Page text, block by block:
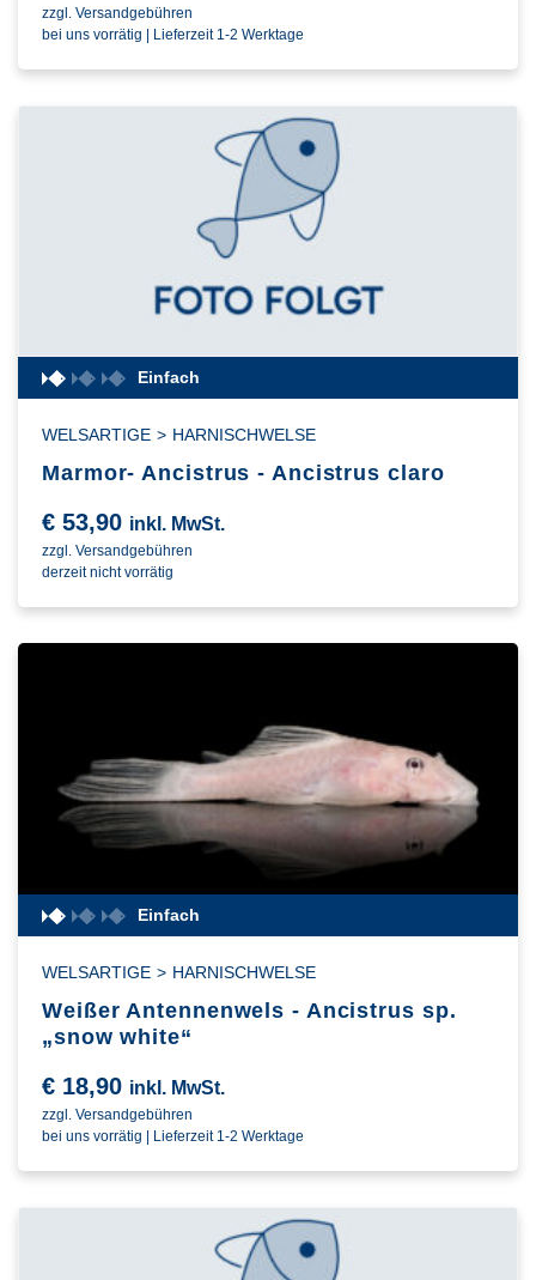
zzgl. Versandgebühren
bei uns vorrätig | Lieferzeit 1-2 Werktage
Einfach
WELSARTIGE > HARNISCHWELSE
Marmor- Ancistrus - Ancistrus claro
€ 53,90 inkl. MwSt.
zzgl. Versandgebühren
derzeit nicht vorrätig
Einfach
WELSARTIGE > HARNISCHWELSE
Weißer Antennenwels - Ancistrus sp.
„snow white“
€ 18,90 inkl. MwSt.
zzgl. Versandgebühren
bei uns vorrätig | Lieferzeit 1-2 Werktage